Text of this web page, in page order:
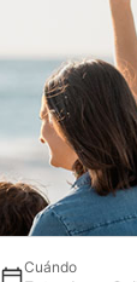
Cuándo